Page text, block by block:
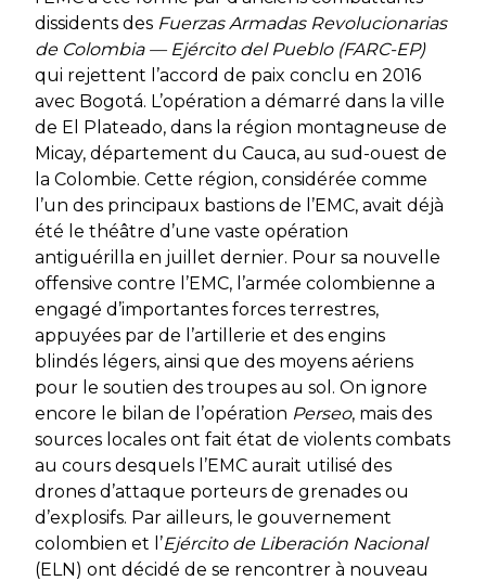
dissidents des Fuerzas Armadas Revolucionarias
de Colombia — Ejército del Pueblo(FARC-EP)
qui rejettent l’accord de paix conclu en 2016
avec Bogotá. L’opération a démarré dans la ville
de El Plateado, dans la région montagneuse de
Micay, département du Cauca, au sud-ouest de
la Colombie. Cette région, considérée comme
l’un des principaux bastions de l’EMC, avait déjà
été le théâtre d’une vaste opération
antiguérilla en juillet dernier. Pour sa nouvelle
offensive contre l’EMC, l’armée colombienne a
engagé d’importantes forces terrestres,
appuyées par de l’artillerie et des engins
blindés légers, ainsi que des moyens aériens
pour le soutien des troupes au sol. On ignore
encore le bilan de l’opération Perseo, mais des
sources locales ont fait état de violents combats
au cours desquels l’EMC aurait utilisé des
drones d’attaque porteurs de grenades ou
d’explosifs. Par ailleurs, le gouvernement
colombien et l’Ejército de Liberación Nacional
(ELN) ont décidé de se rencontrer à nouveau